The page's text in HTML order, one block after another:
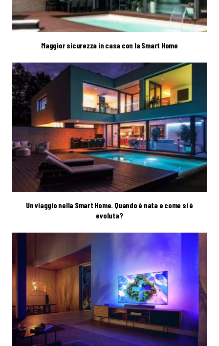
Maggior sicurezza in casa con la Smart Home
Un viaggio nella Smart Home. Quando è nata e come si è
evoluta?